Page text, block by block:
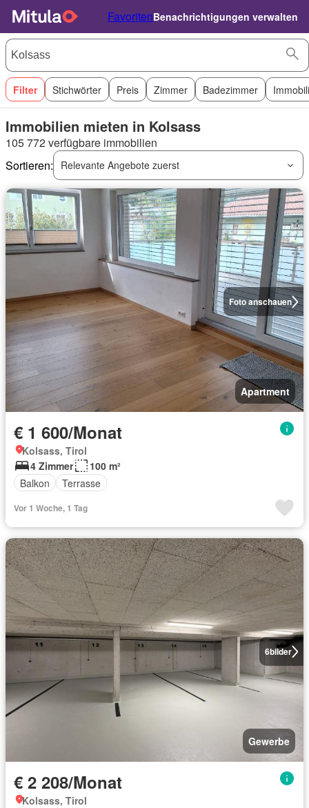
FavoritenBenachrichtigungen verwalten
Filter Stichwörter Preis Zimmer Badezimmer
Immobilien mieten in Kolsass
105 772 verfügbare immobilien
Sortieren:
Relevante Angebote zuerst
Foto anschauen
Apartment
€ 1 600/Monat
Kolsass, Tirol
4 Zimmer
100 m²
Balkon
Terrasse
Vor 1 Woche, 1 Tag
6bilder
Gewerbe
€ 2 208/Monat
Kolsass, Tirol